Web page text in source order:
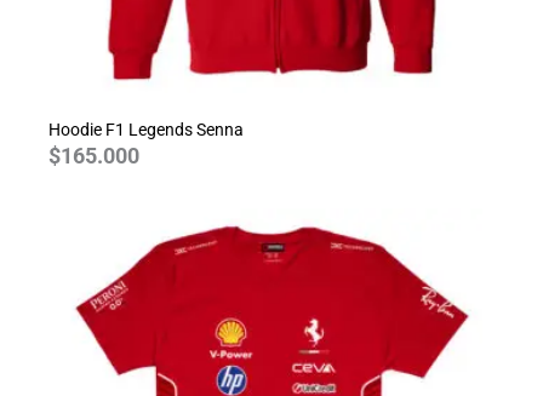
Hoodie F1 Legends Senna
$165.000